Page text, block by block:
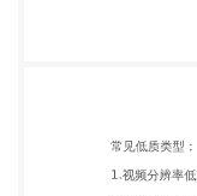
请前往文库投诉
如何下载文档 对